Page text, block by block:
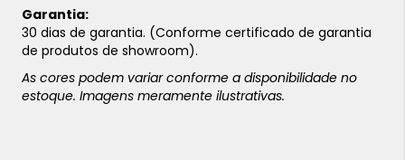
Garantia:
30 dias de garantia. (Conforme certificado de garantia
de produtos de showroom).
As cores podem variar conforme a disponibilidade no
estoque. Imagens meramente ilustrativas.